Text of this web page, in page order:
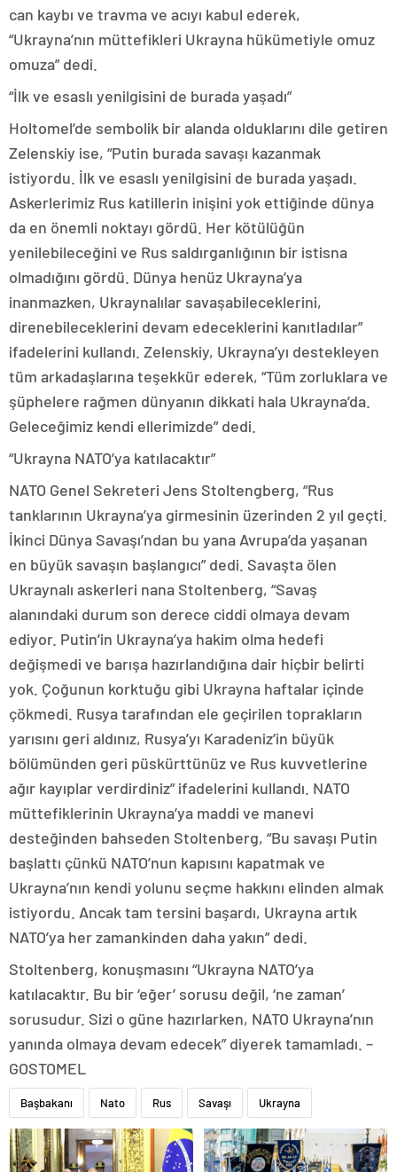
can kaybı ve travma ve acıyı kabul ederek,
“Ukrayna’nın müttefikleri Ukrayna hükümetiyle omuz
omuza” dedi.
“İlk ve esaslı yenilgisini de burada yaşadı”
Holtomel’de sembolik bir alanda olduklarını dile getiren
Zelenskiy ise, “Putin burada savaşı kazanmak
istiyordu. İlk ve esaslı yenilgisini de burada yaşadı.
Askerlerimiz Rus katillerin inişini yok ettiğinde dünya
da en önemli noktayı gördü. Her kötülüğün
yenilebileceğini ve Rus saldırganlığının bir istisna
olmadığını gördü. Dünya henüz Ukrayna’ya
inanmazken, Ukraynalılar savaşabileceklerini,
direnebileceklerini devam edeceklerini kanıtladılar”
ifadelerini kullandı. Zelenskiy, Ukrayna’yı destekleyen
tüm arkadaşlarına teşekkür ederek, “Tüm zorluklara ve
şüphelere rağmen dünyanın dikkati hala Ukrayna’da.
Geleceğimiz kendi ellerimizde” dedi.
“Ukrayna NATO’ya katılacaktır”
NATO Genel Sekreteri Jens Stoltengberg, “Rus
tanklarının Ukrayna’ya girmesinin üzerinden 2 yıl geçti.
İkinci Dünya Savaşı’ndan bu yana Avrupa’da yaşanan
en büyük savaşın başlangıcı” dedi. Savaşta ölen
Ukraynalı askerleri nana Stoltenberg, “Savaş
alanındaki durum son derece ciddi olmaya devam
ediyor. Putin’in Ukrayna’ya hakim olma hedefi
değişmedi ve barışa hazırlandığına dair hiçbir belirti
yok. Çoğunun korktuğu gibi Ukrayna haftalar içinde
çökmedi. Rusya tarafından ele geçirilen toprakların
yarısını geri aldınız, Rusya’yı Karadeniz’in büyük
bölümünden geri püskürttünüz ve Rus kuvvetlerine
ağır kayıplar verdirdiniz” ifadelerini kullandı. NATO
müttefiklerinin Ukrayna’ya maddi ve manevi
desteğinden bahseden Stoltenberg, “Bu savaşı Putin
başlattı çünkü NATO’nun kapısını kapatmak ve
Ukrayna’nın kendi yolunu seçme hakkını elinden almak
istiyordu. Ancak tam tersini başardı, Ukrayna artık
NATO’ya her zamankinden daha yakın” dedi.
Stoltenberg, konuşmasını “Ukrayna NATO’ya
katılacaktır. Bu bir ‘eğer’ sorusu değil, ‘ne zaman’
sorusudur. Sizi o güne hazırlarken, NATO Ukrayna’nın
yanında olmaya devam edecek” diyerek tamamladı. –
GOSTOMEL
Başbakanı Nato Rus Savaşı Ukrayna